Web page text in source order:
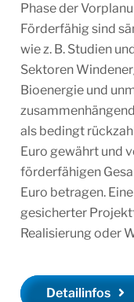
Phase der
Förderfähig sind
wie z. B. Studien
Sektoren
Bioenergie und
als bedingt
Euro gewährt und
förderfähigen
Euro betragen.
gesicherter
Realisierung oder
Detailinfos